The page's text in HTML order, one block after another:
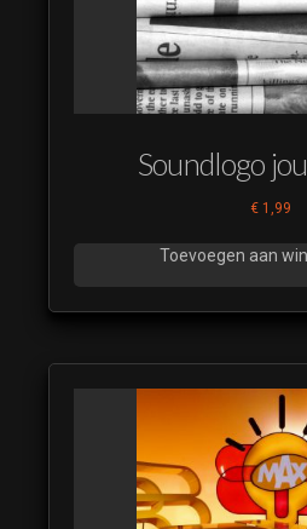
De Drop
SMP 21
Soundlogo
€ 1,99
Toevoegen aan